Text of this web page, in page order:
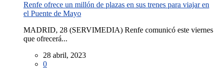
Renfe ofrece un millón de plazas en sus trenes para viajar en
el Puente de Mayo
MADRID, 28 (SERVIMEDIA) Renfe comunicó este viernes
que ofrecerá...
28 abril, 2023
0